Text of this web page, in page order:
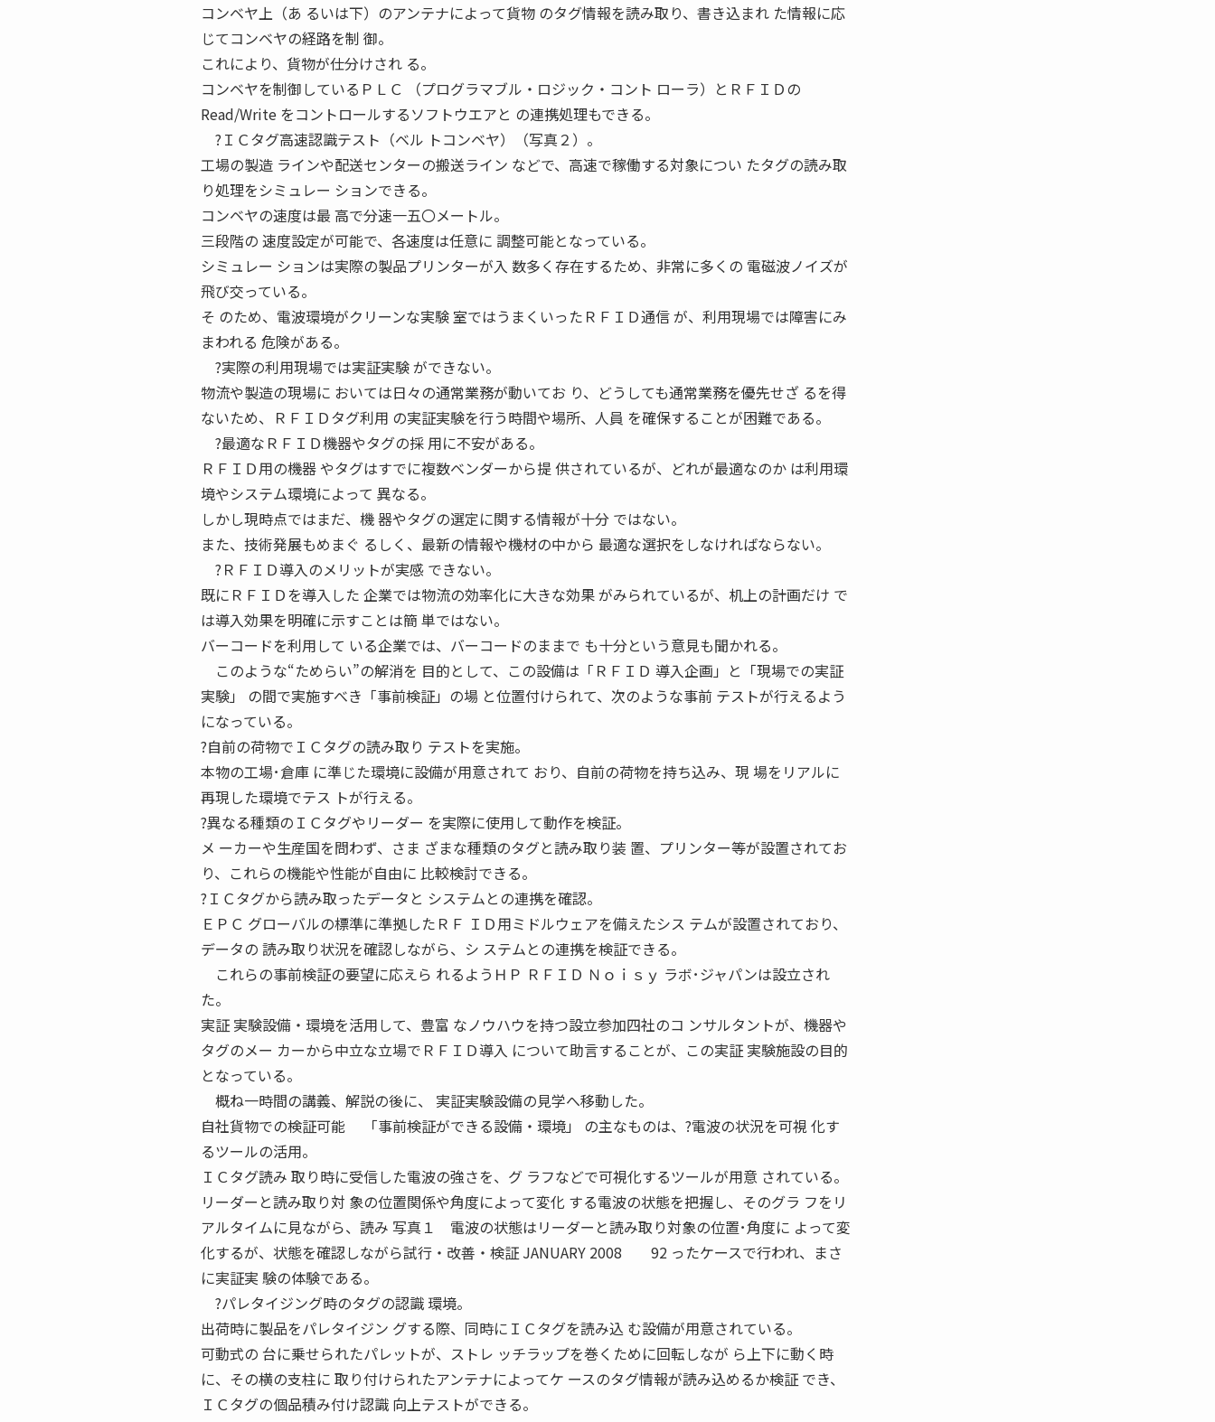
コンベヤ上（あ るいは下）のアンテナによって貨物 のタグ情報を読み取り、書き込まれ た情報に応
じてコンベヤの経路を制 御。
これにより、貨物が仕分けされ る。
コンベヤを制御しているＰＬＣ （プログラマブル・ロジック・コント ローラ）とＲＦＩＤの
Read/Write をコントロールするソフトウエアと の連携処理もできる。
?ＩＣタグ高速認識テスト（ベル トコンベヤ）（写真２）。
工場の製造 ラインや配送センターの搬送ライン などで、高速で稼働する対象につい たタグの読み取
り処理をシミュレー ションできる。
コンベヤの速度は最 高で分速一五〇メートル。
三段階の 速度設定が可能で、各速度は任意に 調整可能となっている。
シミュレー ションは実際の製品プリンターが入 数多く存在するため、非常に多くの 電磁波ノイズが
飛び交っている。
そ のため、電波環境がクリーンな実験 室ではうまくいったＲＦＩＤ通信 が、利用現場では障害にみ
まわれる 危険がある。
?実際の利用現場では実証実験 ができない。
物流や製造の現場に おいては日々の通常業務が動いてお り、どうしても通常業務を優先せざ るを得
ないため、ＲＦＩＤタグ利用 の実証実験を行う時間や場所、人員 を確保することが困難である。
?最適なＲＦＩＤ機器やタグの採 用に不安がある。
ＲＦＩＤ用の機器 やタグはすでに複数ベンダーから提 供されているが、どれが最適なのか は利用環
境やシステム環境によって 異なる。
しかし現時点ではまだ、機 器やタグの選定に関する情報が十分 ではない。
また、技術発展もめまぐ るしく、最新の情報や機材の中から 最適な選択をしなければならない。
?ＲＦＩＤ導入のメリットが実感 できない。
既にＲＦＩＤを導入した 企業では物流の効率化に大きな効果 がみられているが、机上の計画だけ で
は導入効果を明確に示すことは簡 単ではない。
バーコードを利用して いる企業では、バーコードのままで も十分という意見も聞かれる。
このような“ためらい”の解消を 目的として、この設備は「ＲＦＩＤ 導入企画」と「現場での実証
実験」 の間で実施すべき「事前検証」の場 と位置付けられて、次のような事前 テストが行えるよう
になっている。
?自前の荷物でＩＣタグの読み取り テストを実施。
本物の工場･倉庫 に準じた環境に設備が用意されて おり、自前の荷物を持ち込み、現 場をリアルに
再現した環境でテス トが行える。
?異なる種類のＩＣタグやリーダー を実際に使用して動作を検証。
メ ーカーや生産国を問わず、さま ざまな種類のタグと読み取り装 置、プリンター等が設置されてお
り、これらの機能や性能が自由に 比較検討できる。
?ＩＣタグから読み取ったデータと システムとの連携を確認。
ＥＰＣ グローバルの標準に準拠したＲＦ ＩＤ用ミドルウェアを備えたシス テムが設置されており、
データの 読み取り状況を確認しながら、シ ステムとの連携を検証できる。
これらの事前検証の要望に応えら れるようＨＰ ＲＦＩＤ Ｎｏｉｓｙ ラボ･ジャパンは設立され
た。
実証 実験設備・環境を活用して、豊富 なノウハウを持つ設立参加四社のコ ンサルタントが、機器や
タグのメー カーから中立な立場でＲＦＩＤ導入 について助言することが、この実証 実験施設の目的
となっている。
概ね一時間の講義、解説の後に、 実証実験設備の見学へ移動した。
自社貨物での検証可能 「事前検証ができる設備・環境」 の主なものは、?電波の状況を可視 化す
るツールの活用。
ＩＣタグ読み 取り時に受信した電波の強さを、グ ラフなどで可視化するツールが用意 されている。
リーダーと読み取り対 象の位置関係や角度によって変化 する電波の状態を把握し、そのグラ フをリ
アルタイムに見ながら、読み 写真１ 電波の状態はリーダーと読み取り対象の位置･角度に よって変
化するが、状態を確認しながら試行・改善・検証 JANUARY 2008 92 ったケースで行われ、まさ
に実証実 験の体験である。
?パレタイジング時のタグの認識 環境。
出荷時に製品をパレタイジン グする際、同時にＩＣタグを読み込 む設備が用意されている。
可動式の 台に乗せられたパレットが、ストレ ッチラップを巻くために回転しなが ら上下に動く時
に、その横の支柱に 取り付けられたアンテナによってケ ースのタグ情報が読み込めるか検証 でき、
ＩＣタグの個品積み付け認識 向上テストができる。